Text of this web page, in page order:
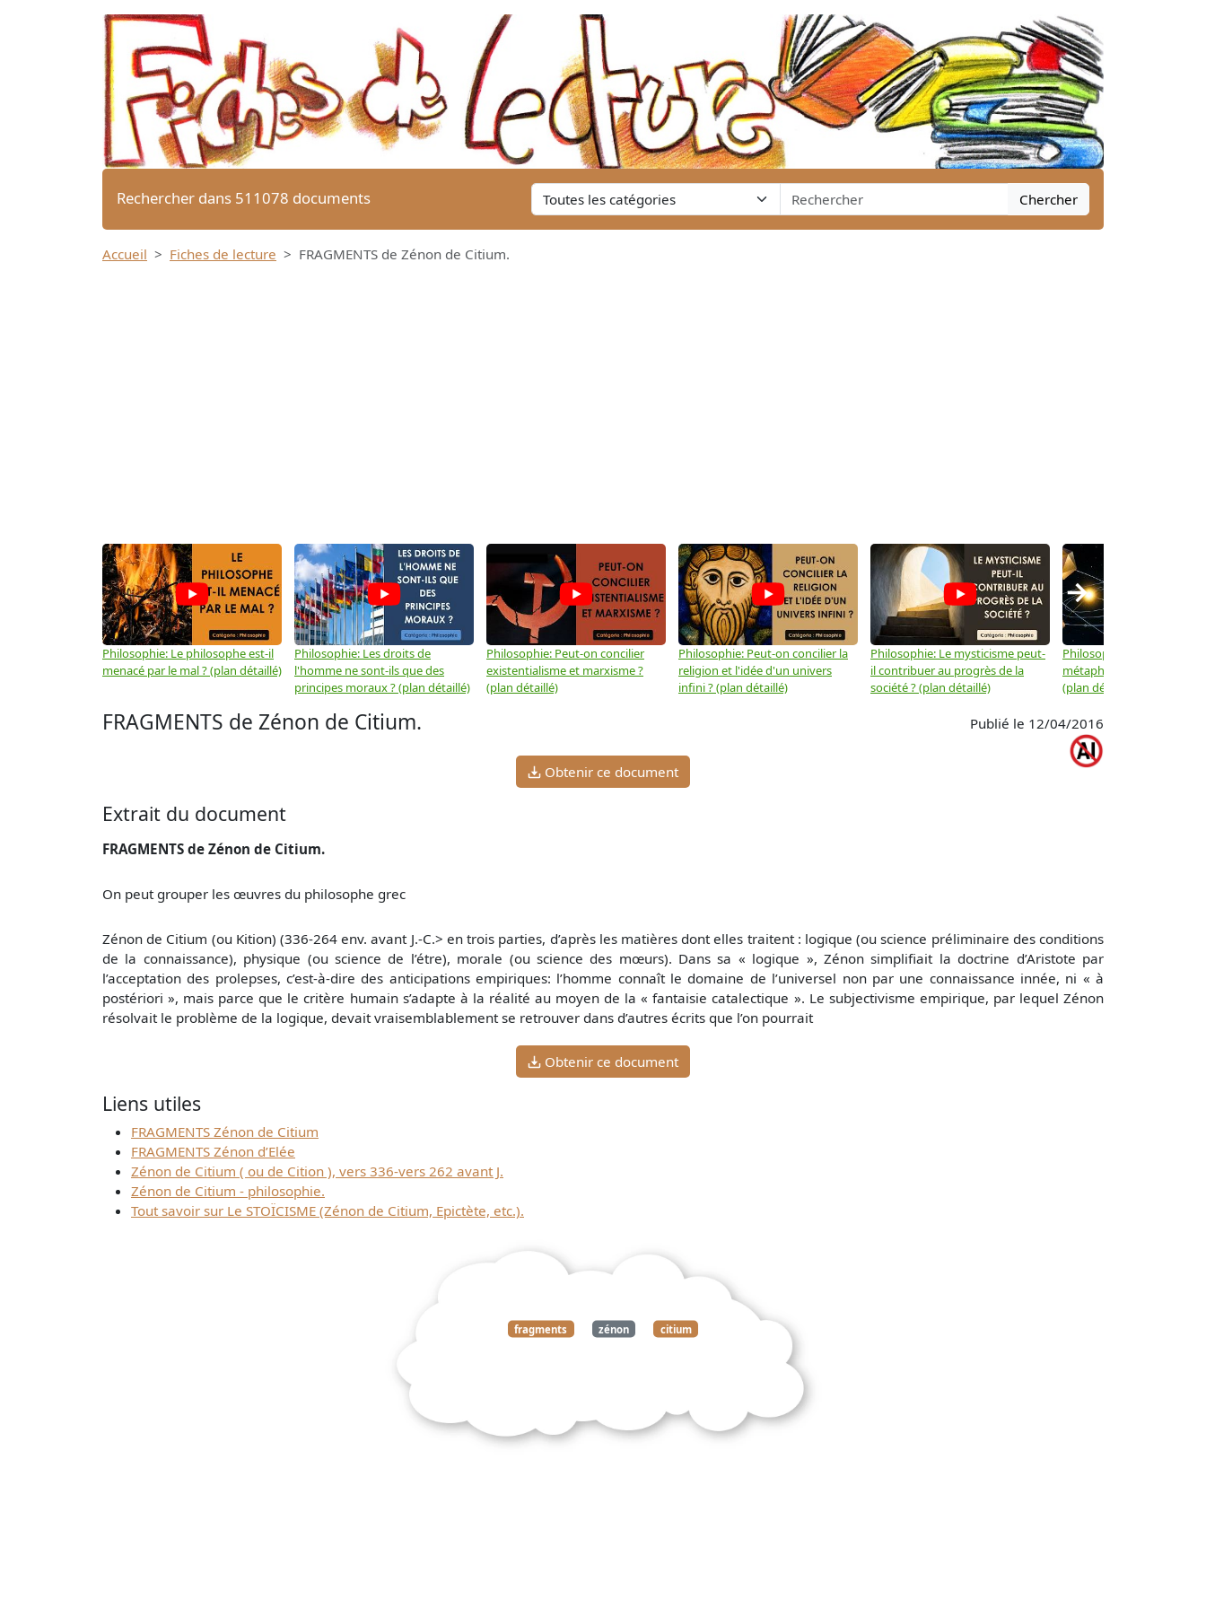
Rechercher dans 511078 documents Chercher
Accueil Fiches de lecture FRAGMENTS de Zénon de Citium.
Philosophie: Le philosophe est-il
menacé par le mal ? (plan détaillé)
Philosophie: Les droits de
l'homme ne sont-ils que des
principes moraux ? (plan détaillé)
Philosophie: Peut-on concilier
existentialisme et marxisme ?
(plan détaillé)
Philosophie: Peut-on concilier la
religion et l'idée d'un univers
infini ? (plan détaillé)
Philosophie: Le mysticisme peut-
il contribuer au progrès de la
société ? (plan détaillé)
Philosophie: Peut-on lier la
métaphysique à la
(plan détaillé)
→
FRAGMENTS de Zénon de Citium. Publié le 12/04/2016
Obtenir ce document
Extrait du document
FRAGMENTS de Zénon de Citium.
On peut grouper les œuvres du philosophe grec
Zénon de Citium (ou Kition) (336-264 env. avant J.-C.> en trois parties, d’après les matières dont elles traitent : logique (ou science préliminaire des conditions
de la connaissance), physique (ou science de l’étre), morale (ou science des mœurs). Dans sa « logique », Zénon simplifiait la doctrine d’Aristote par
l’acceptation des prolepses, c’est-à-dire des anticipations empiriques: l’homme connaît le domaine de l’universel non par une connaissance innée, ni « à
postériori », mais parce que le critère humain s’adapte à la réalité au moyen de la « fantaisie catalectique ». Le subjectivisme empirique, par lequel Zénon
résolvait le problème de la logique, devait vraisemblablement se retrouver dans d’autres écrits que l’on pourrait
Obtenir ce document
Liens utiles
FRAGMENTS Zénon de Citium
FRAGMENTS Zénon d’Elée
Zénon de Citium ( ou de Cition ), vers 336-vers 262 avant J.
Zénon de Citium - philosophie.
Tout savoir sur Le STOÏCISME (Zénon de Citium, Epictète, etc.).
fragments zénon citium